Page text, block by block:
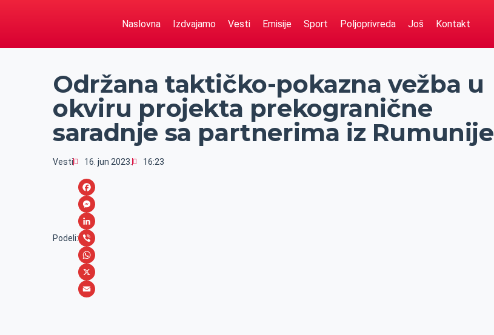
Naslovna Izdvajamo Vesti Emisije Sport Poljoprivreda Još Kontakt
Održana taktičko-pokazna vežba u
okviru projekta prekogranične
saradnje sa partnerima iz Rumunije
Vesti 16. jun 2023. 16:23
Podeli:
F
a
c
e
b
o
M
e
s
s
e
L
i
n
k
V
i
b
W
h
X